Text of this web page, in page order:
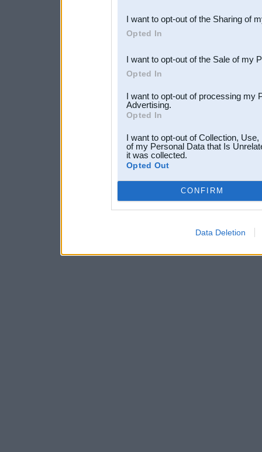
Downstream Participants
third parties.
I want to opt-out of the Sharing of
Opted In
I want to opt-out of the Sale of my
Opted In
I want to opt-out of processing my
Advertising.
Opted In
I want to opt-out of Collection,
of my Personal Data that Is
it was collected.
Opted Out
CONFIRM
Data Deletion